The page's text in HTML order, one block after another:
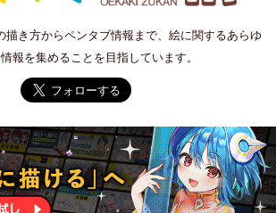
描き方からペンタブ情報まで、絵に関するあらゆ
報を集めることを目指しています。